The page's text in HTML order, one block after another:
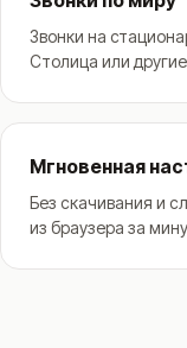
Звонки на
Столица или
Мгновенная
Без скачивания и
из браузера за